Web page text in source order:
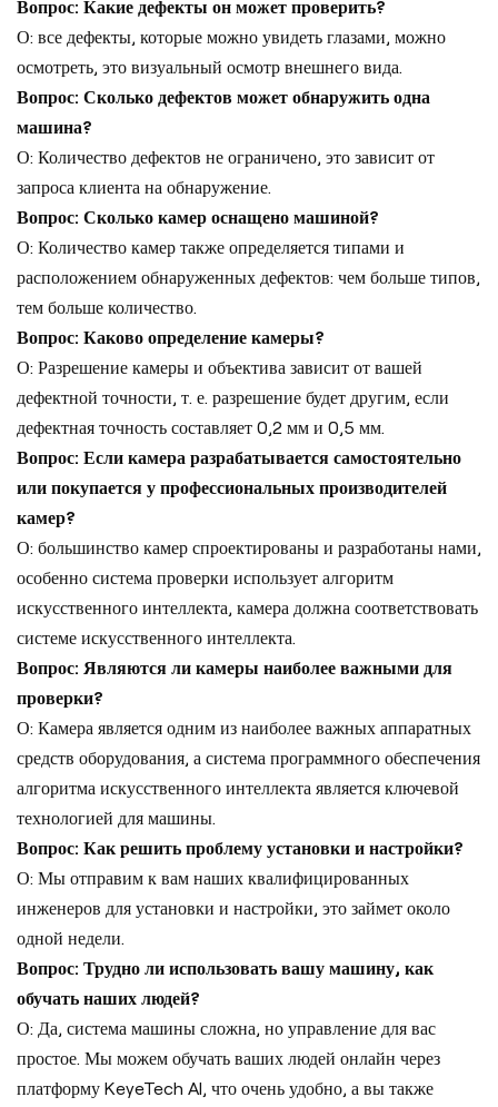
Вопрос: Какие дефекты он может проверить?
О: все дефекты, которые можно увидеть глазами, можно
осмотреть, это визуальный осмотр внешнего вида.
Вопрос: Сколько дефектов может обнаружить одна
машина?
О: Количество дефектов не ограничено, это зависит от
запроса клиента на обнаружение.
Вопрос: Сколько камер оснащено машиной?
О: Количество камер также определяется типами и
расположением обнаруженных дефектов: чем больше типов,
тем больше количество.
Вопрос: Каково определение камеры?
О: Разрешение камеры и объектива зависит от вашей
дефектной точности, т. е. разрешение будет другим, если
дефектная точность составляет 0,2 мм и 0,5 мм.
Вопрос: Если камера разрабатывается самостоятельно
или покупается у профессиональных производителей
камер?
О: большинство камер спроектированы и разработаны нами,
особенно система проверки использует алгоритм
искусственного интеллекта, камера должна соответствовать
системе искусственного интеллекта.
Вопрос: Являются ли камеры наиболее важными для
проверки?
О: Камера является одним из наиболее важных аппаратных
средств оборудования, а система программного обеспечения
алгоритма искусственного интеллекта является ключевой
технологией для машины.
Вопрос: Как решить проблему установки и настройки?
О: Мы отправим к вам наших квалифицированных
инженеров для установки и настройки, это займет около
одной недели.
Вопрос: Трудно ли использовать вашу машину, как
обучать наших людей?
О: Да, система машины сложна, но управление для вас
простое. Мы можем обучать ваших людей онлайн через
платформу KeyeTech AI, что очень удобно, а вы также